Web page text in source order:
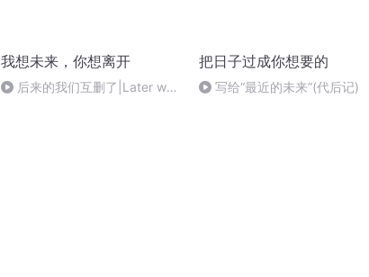
我想未来，你想离开
后来的我们互删了|Later we
把日子过成你想要的
写给“最近的未来”(代后记)